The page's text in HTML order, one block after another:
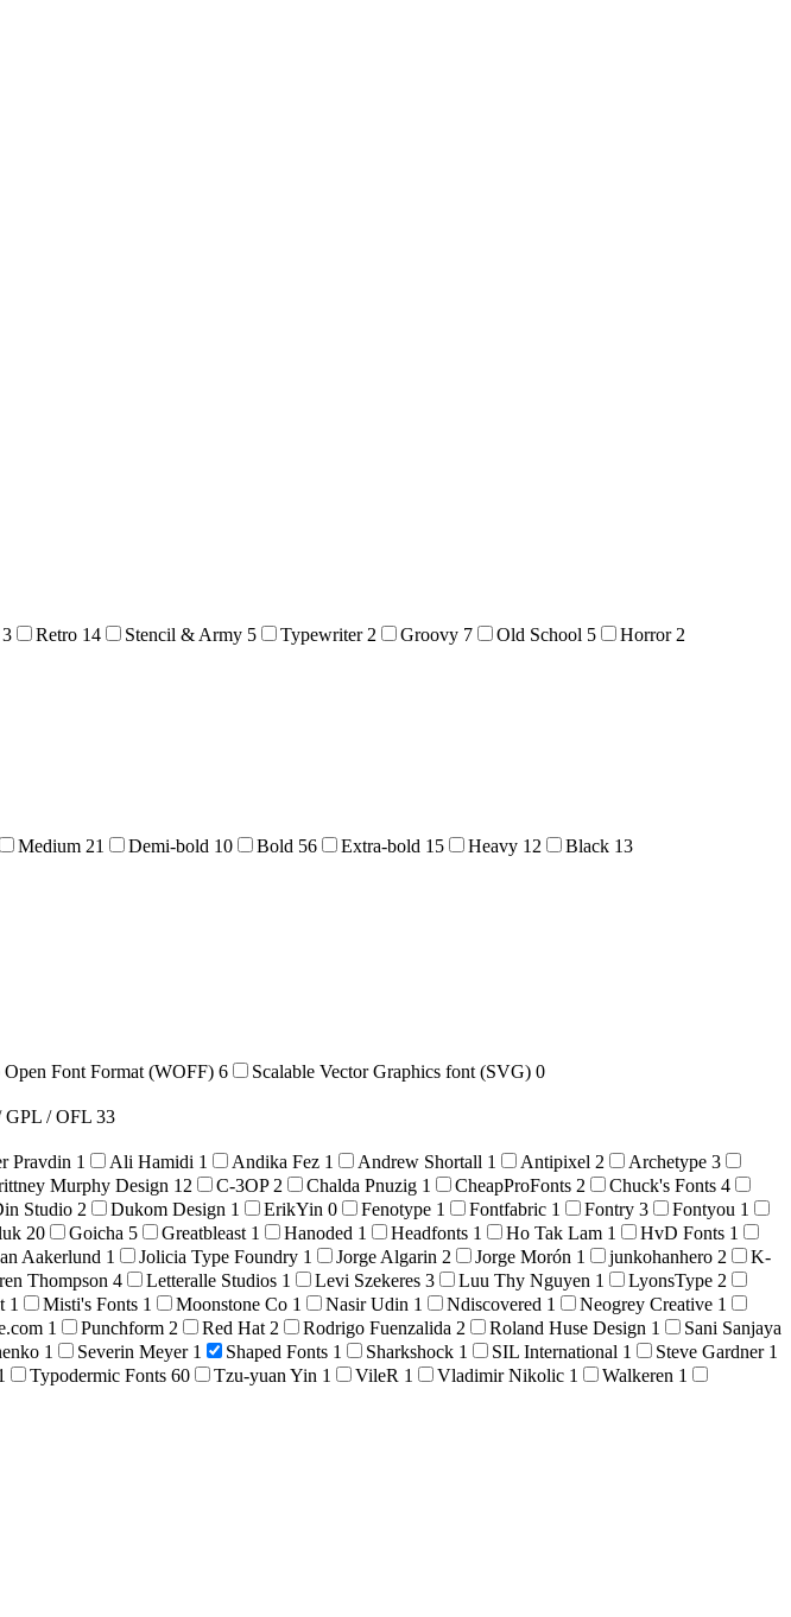
3 Retro 14 Stencil & Army 5 Typewriter 2 Groovy 7 Old School 5 Horror 2
Medium 21 Demi-bold 10 Bold 56 Extra-bold 15 Heavy 12 Black 13
Open Font Format (WOFF) 6 Scalable Vector Graphics font (SVG) 0
GPL / OFL 33
Pravdin 1 Ali Hamidi 1 Andika Fez 1 Andrew Shortall 1 Antipixel 2 Archetype 3
Murphy Design 12 C-3OP 2 Chalda Pnuzig 1 CheapProFonts 2 Chuck's Fonts 4
Studio 2 Dukom Design 1 ErikYin 0 Fenotype 1 Fontfabric 1 Fontry 3 Fontyou 1
20 Goicha 5 Greatbleast 1 Hanoded 1 Headfonts 1 Ho Tak Lam 1 HvD Fonts 1
Aakerlund 1 Jolicia Type Foundry 1 Jorge Algarin 2 Jorge Morón 1 junkohanhero 2
K-
Thompson 4 Letteralle Studios 1 Levi Szekeres 3 Luu Thy Nguyen 1 LyonsType 2
1 Misti's Fonts 1 Moonstone Co 1 Nasir Udin 1 Ndiscovered 1 Neogrey Creative 1
1 Punchform 2 Red Hat 2 Rodrigo Fuenzalida 2 Roland Huse Design 1
Sani Sanjaya
1 Severin Meyer 1 Shaped Fonts 1 Sharkshock 1 SIL International 1 Steve Gardner 1
Typodermic Fonts 60 Tzu-yuan Yin 1 VileR 1 Vladimir Nikolic 1 Walkeren 1